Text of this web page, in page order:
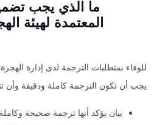
ما الذي يجب
المعتمدة لهيئة
للوفاء بمتطلبات الترجمة لدى إدارة الهجرة
يجب أن تكون الترجمة كاملة ودقيقة وأن
بيان يؤكد أنها ترجمة صحيحة